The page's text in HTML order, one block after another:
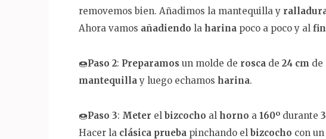
removemos bien. Añadimos la mantequilla y
Ahora vamos añadiendo la harina poco a poco y al
🍩Paso 2: Preparamos un molde de rosca de 24 cm de
mantequillay luego echamos harina.
🍩Paso 3: Meter el bizcocho al horno a 160º durante
Hacer la clásica prueba pinchando el bizcocho con